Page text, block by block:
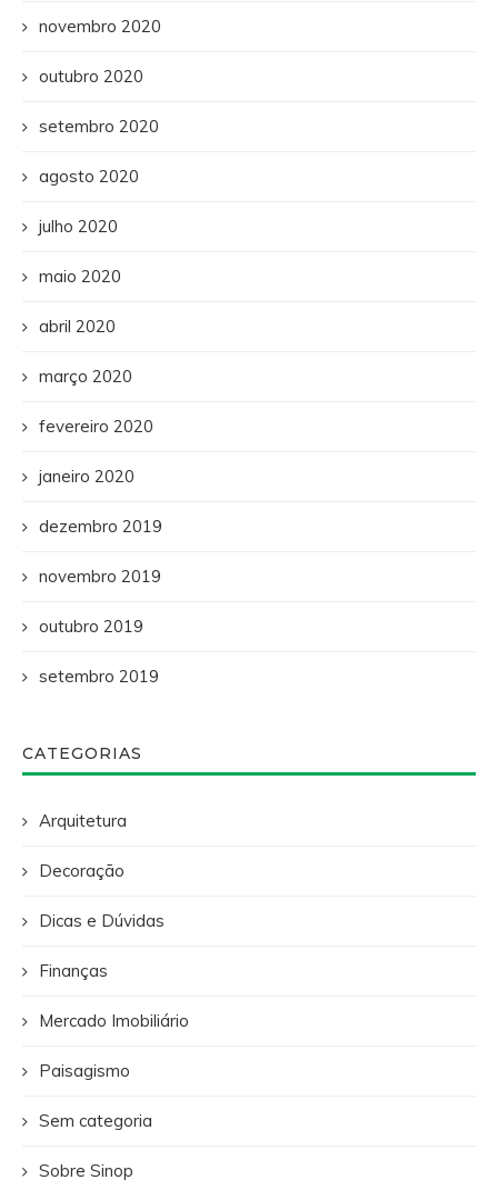
novembro 2020
outubro 2020
setembro 2020
agosto 2020
julho 2020
maio 2020
abril 2020
março 2020
fevereiro 2020
janeiro 2020
dezembro 2019
novembro 2019
outubro 2019
setembro 2019
CATEGORIAS
Arquitetura
Decoração
Dicas e Dúvidas
Finanças
Mercado Imobiliário
Paisagismo
Sem categoria
Sobre Sinop